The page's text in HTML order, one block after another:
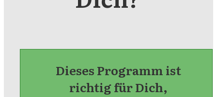
Dieses Programm ist
richtig für Dich,